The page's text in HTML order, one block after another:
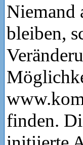
Niemand
bleiben,
finden.